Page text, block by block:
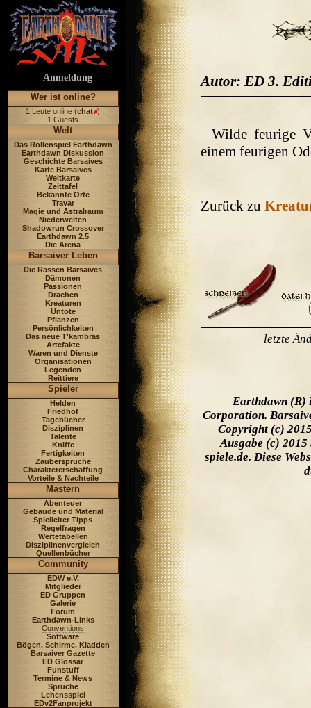
Anmeldung
Wer ist online?
1 Leute online (chat )
1 Guests
Welt
Das Rollenspiel Earthdawn
Earthdawn Diskussion
Geschichte Barsaives
Karte Barsaives
Weltkarte
Zeittafel
Bekannte Orte
Travar
Magie und Astralraum
Niederwelten
Shadowrun Crossover
Earthdawn 2.5
Die Arena
Barsaiver Leben
Die Rassen Barsaives
Dämonen
Passionen
Drachen
Kreaturen
Untote
Pflanzen
Persönlichkeiten
Das neue T'kambras
Artefakte
Waren und Dienste
Organisationen
Legenden
Reittiere
Spieler
Helden
Friedhof
Tagebücher
Disziplinen
Talente
Kniffe
Fertigkeiten
Zaubersprüche
Charaktererschaffung
Vorteile & Nachteile
Mastern
Abenteuer
Gebäude und Material
Spielleiter Tipps
Regelfragen
Wertetabellen
Disziplinenvergleich
Quellenbücher
Community
EDW e.V.
Mitglieder
ED Gruppen
Galerie
Forum
Earthdawn-Links
Conventions
Software
Bögen, Schirme, Kladden
Barsaiver Gazette
ED Glossar
Funstuff
Termine & News
Sprüche
Lehensspiel
EDv2Fanprojekt
Autor: ED 3.
Wilde feurige
einem feurigen
Zurück zu
letzte
Earthdawn (R)
Corporation.
Copyright (c)
Ausgabe (c) 2015
spiele.de. Diese